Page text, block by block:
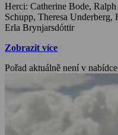
Herci: Catherine Bode, Ralph Kretschmar, Heike Trinker, Robert
Schupp, Theresa Underberg, Kristbjörg Kjeld, Jóhann Sigurðarson,
Erla Brynjarsdóttir
Zobrazit více
Pořad aktuálně není v nabídce